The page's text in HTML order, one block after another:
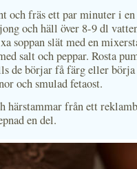
och fräs ett par minuter i
och häll över 8-9 dl
soppan slät med en
salt och peppar. Rosta
de börjar få färg eller börja
och smulad fetaost.
härstammar från ett
en del.